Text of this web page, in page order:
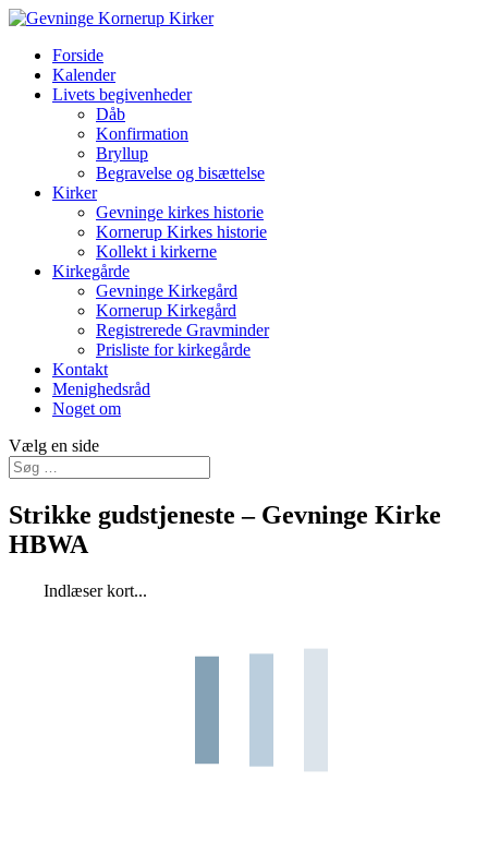
Forside
Kalender
Livets begivenheder
Dåb
Konfirmation
Bryllup
Begravelse og bisættelse
Kirker
Gevninge kirkes historie
Kornerup Kirkes historie
Kollekt i kirkerne
Kirkegårde
Gevninge Kirkegård
Kornerup Kirkegård
Registrerede Gravminder
Prisliste for kirkegårde
Kontakt
Menighedsråd
Noget om
Vælg en side
Strikke gudstjeneste – Gevninge Kirke
HBWA
Indlæser kort...